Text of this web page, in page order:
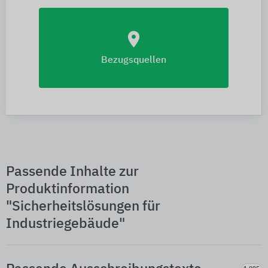
location_on
Bezugsquellen
Passende Inhalte zur
Produktinformation
"Sicherheitslösungen für
Industriegebäude"